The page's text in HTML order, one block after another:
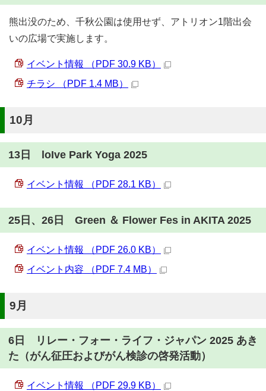
熊出没のため、千秋公園は使用せず、アトリオン1階出会
いの広場で実施します。
イベント情報 （PDF 30.9 KB）
チラシ （PDF 1.4 MB）
10月
13日 loIve Park Yoga 2025
イベント情報 （PDF 28.1 KB）
25日、26日 Green ＆ Flower Fes in AKITA 2025
イベント情報 （PDF 26.0 KB）
イベント内容 （PDF 7.4 MB）
9月
6日 リレー・フォー・ライフ・ジャパン 2025 あき
た（がん征圧およびがん検診の啓発活動）
イベント情報 （PDF 29.9 KB）